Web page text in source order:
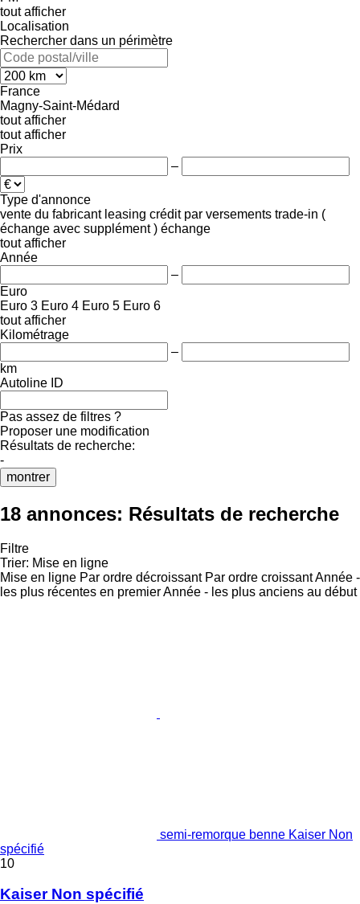
tout afficher
Localisation
Rechercher dans un périmètre
France
Magny-Saint-Médard
tout afficher
tout afficher
Prix
–
Type d'annonce
vente du fabricant leasing crédit par versements trade-in (
échange avec supplément ) échange
tout afficher
Année
–
Euro
Euro 3 Euro 4 Euro 5 Euro 6
tout afficher
Kilométrage
–
km
Autoline ID
Pas assez de filtres ?
Proposer une modification
Résultats de recherche:
-
montrer
18 annonces: Résultats de recherche
Filtre
Trier: Mise en ligne
Mise en ligne Par ordre décroissant Par ordre croissantAnnée -
les plus récentes en premierAnnée - les plus anciens au début
semi-remorque benne Kaiser Non
spécifié
10
Kaiser Non spécifié